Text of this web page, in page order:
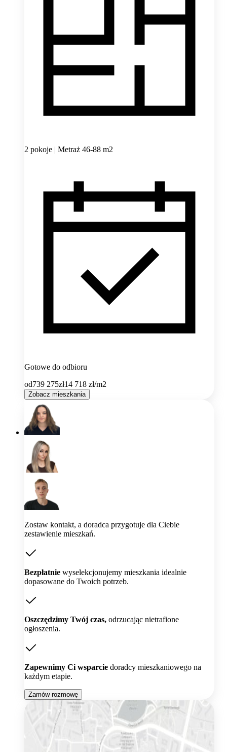
2 pokoje | Metraż 46-88 m2
Gotowe do odbioru
od739 275zł14 718 zł/m2
Zobacz mieszkania
Zostaw kontakt, a doradca przygotuje dla Ciebie
zestawienie mieszkań.
Bezpłatnie wyselekcjonujemy mieszkania idealnie
dopasowane do Twoich potrzeb.
Oszczędzimy Twój czas, odrzucając nietrafione
ogłoszenia.
Zapewnimy Ci wsparcie doradcy mieszkaniowego na
każdym etapie.
Zamów rozmowę